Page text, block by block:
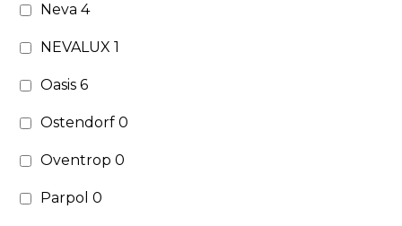
Neva4
NEVALUX1
Oasis6
Ostendorf0
Oventrop0
Parpol0